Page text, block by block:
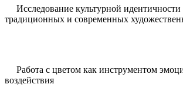
Исследование культурной идентичности
традиционных и современных
Работа с цветом как инструментом
воздействия